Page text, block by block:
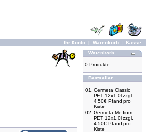
Ihr Konto | Warenkorb | Kasse
Warenkorb
0 Produkte
Bestseller
01.
Germeta Classic
PET 12x1.0l zzgl.
4.50€ Pfand pro
Kiste
02. Germeta Medium
PET 12x1.0l zzgl.
4.50€ Pfand pro
Kiste